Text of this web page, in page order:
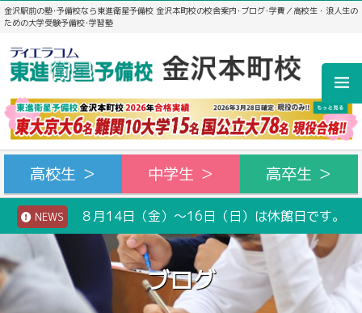
金沢駅前の塾･予備校なら東進衛星予備校 金沢本町校の校舎案内･ブログ･学費／高校生・浪人生の
ための大学受験予備校･学習塾
高校生 ＞ 中学生 ＞ 高卒生 ＞
NEWS ８月14日（金）～16日（日）は休館日です。
ブログ